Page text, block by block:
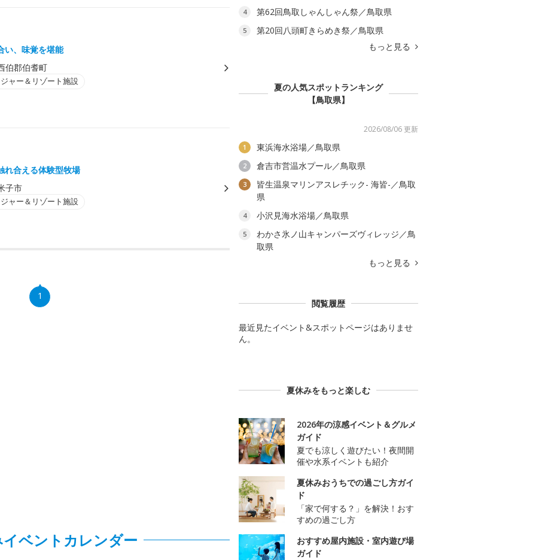
い、味覚を堪能
伯郡伯耆町
ャー＆リゾート施設
れ合える体験型牧場
子市
ャー＆リゾート施設
1
ベントカレンダー
4 第62回鳥取しゃんしゃん祭／鳥取県
5
第20回八頭町きらめき祭／鳥取県
もっと見る
夏の人気スポットランキング
【鳥取県】
2026/08/06 更新
1 東浜海水浴場／鳥取県
2 倉吉市営温水プール／鳥取県
3
皆生温泉マリンアスレチック- 海皆-／鳥取
県
4 小沢見海水浴場／鳥取県
5
わかさ氷ノ山キャンパーズヴィレッジ／鳥
取県
もっと見る
閲覧履歴
最近見たイベント&スポットページはありませ
ん。
夏休みをもっと楽しむ
2026年の涼感イベント＆グルメ
ガイド
夏でも涼しく遊びたい！夜間開
催や水系イベントも紹介
夏休みおうちでの過ごし方ガイ
ド
「家で何する？」を解決！おす
すめの過ごし方
おすすめ屋内施設・室内遊び場
ガイド